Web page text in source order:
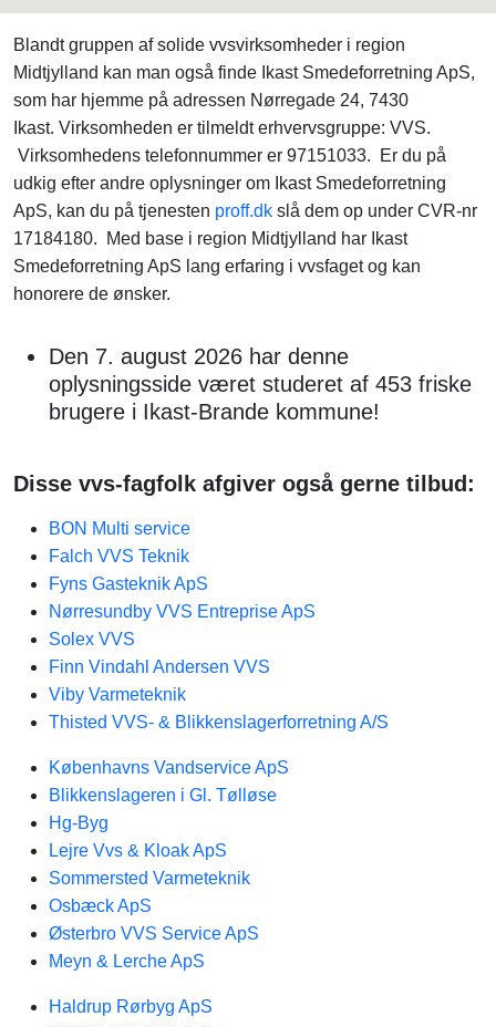
Blandt gruppen af solide vvsvirksomheder i region
Midtjylland kan man også finde Ikast Smedeforretning ApS,
som har hjemme på adressen Nørregade 24, 7430
Ikast. Virksomheden er tilmeldt erhvervsgruppe: VVS.
Virksomhedens telefonnummer er 97151033. Er du på
udkig efter andre oplysninger om Ikast Smedeforretning
ApS, kan du på tjenesten proff.dk slå dem op under CVR-nr
17184180. Med base i region Midtjylland har Ikast
Smedeforretning ApS lang erfaring i vvsfaget og kan
honorere de ønsker.
Den 7. august 2026 har denne
oplysningsside været studeret af 453 friske
brugere i Ikast-Brande kommune!
Disse vvs-fagfolk afgiver også gerne tilbud:
BON Multi service
Falch VVS Teknik
Fyns Gasteknik​ ApS
Nørresundby VVS Entreprise ApS
Solex VVS
Finn Vindahl Andersen VVS
Viby Varmeteknik
Thisted VVS- & Blikkenslagerforretning A/S
Københavns Vandservice ApS
Blikkenslageren i Gl. Tølløse
Hg-Byg
Lejre Vvs & Kloak ApS
Sommersted Varmeteknik
Osbæck ApS
Østerbro VVS Service ApS
Meyn & Lerche ApS
Haldrup Rørbyg ApS